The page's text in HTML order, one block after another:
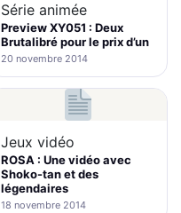
Série animée
Preview XY051 : Deux
Brutalibré pour le prix d’un
20 novembre 2014
Jeux vidéo
ROSA : Une vidéo avec
Shoko-tan et des
légendaires
18 novembre 2014